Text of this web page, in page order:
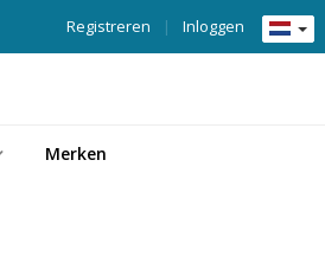
Inloggen
|
Registreren
Merken